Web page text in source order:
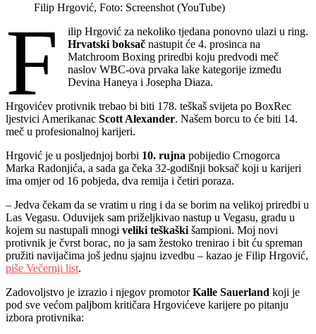
Filip Hrgović, Foto: Screenshot (YouTube)
F
ilip Hrgović za nekoliko tjedana ponovno ulazi u ring.
Hrvatski boksač nastupit će 4. prosinca na
Matchroom Boxing priredbi koju predvodi meč
naslov WBC-ova prvaka lake kategorije između
Devina Haneya i Josepha Diaza.
Hrgovićev protivnik trebao bi biti 178. teškaš svijeta po BoxRec
ljestvici Amerikanac Scott Alexander. Našem borcu to će biti 14.
meč u profesionalnoj karijeri.
Hrgović je u posljednjoj borbi 10. rujna pobijedio Crnogorca
Marka Radonjića, a sada ga čeka 32-godišnji boksač koji u karijeri
ima omjer od 16 pobjeda, dva remija i četiri poraza.
– Jedva čekam da se vratim u ring i da se borim na velikoj priredbi u
Las Vegasu. Oduvijek sam priželjkivao nastup u Vegasu, gradu u
kojem su nastupali mnogi veliki teškaški šampioni. Moj novi
protivnik je čvrst borac, no ja sam žestoko trenirao i bit ću spreman
pružiti navijačima još jednu sjajnu izvedbu – kazao je Filip Hrgović,
piše Večernji list.
Zadovoljstvo je izrazio i njegov promotorKalle Sauerland koji je
pod sve većom paljbom kritičara Hrgovićeve karijere po pitanju
izbora protivnika: